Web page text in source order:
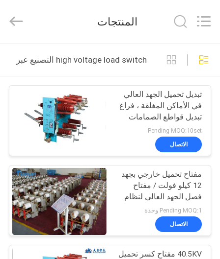
الصفحة
الرئيسية
منتجات
عرض
الواقع
الافتراضي
معلومات
جولة
(Group)
Co.,Ltd..
Reserved.
المنتجات
high voltage load switch التصنيع عبر الإنترنت
تبديل تحميل الجهد العالي
في الأماكن المغلقة ، فراغ
تبديل قواطع الصمامات
تركيبات
Pending MOQ:10set
الاتصال
مفتاح تحميل خارجي بجهد
12 كيلو فولت / مفتاح
فصل الجهد العالي لنظام
الطاقة الكهربائية
Pending MOQ:1 وحدة
الاتصال
40.5KV مفتاح كسر تحميل